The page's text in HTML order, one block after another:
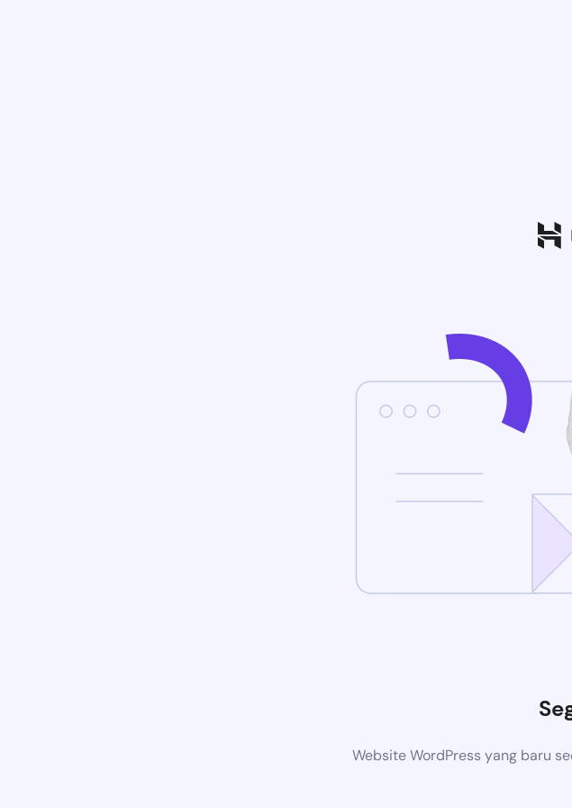
Website WordPress yang baru